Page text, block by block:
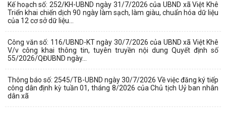
Kế hoạch số: 252/KH-UBND ngày 31/7/2026 của UBND xã Việt Khê
Triển khai chiến dịch 90 ngày làm sạch, làm giàu, chuẩn hóa dữ liệu
của 12 cơ sở dữ liệu...
Công văn số: 116/UBND-KT ngày 30/7/2026 của UBND xã Việt Khê
V/v công khai thông tin, tuyên truyền nội dung Quyết định số
55/2026/QĐUBND ngày...
Thông báo số: 2545/TB-UBND ngày 30/7/2026 Về việc đăng ký tiếp
công dân định kỳ tuần 01, tháng 8/2026 của Chủ tịch Uỷ ban nhân
dân xã